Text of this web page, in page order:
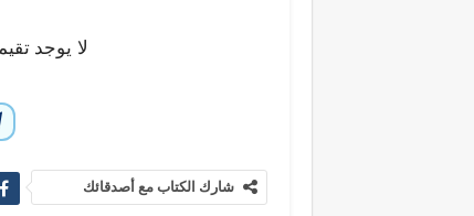
لا يوجد
شارك الكتاب مع أصدقائك